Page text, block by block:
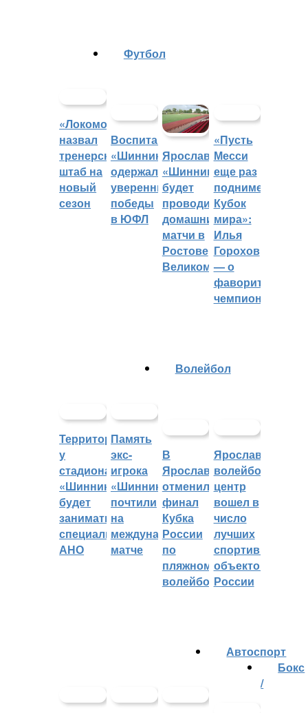
«Локомотив»
назвал
тренерский
штаб на
новый
сезон
Футбол
Воспитанники
«Шинника»
одержали
уверенные
победы
в ЮФЛ
Ярославский
«Шинник»
будет
проводить
домашние
матчи в
Ростове
Великом
«Пусть
Месси
еще раз
поднимет
Кубок
мира»:
Илья
Горохов
— о
фаворитах
чемпионата
Территорией
у
стадиона
«Шинник»
будет
заниматься
специальное
АНО
Память
экс-
игрока
«Шинника»
почтили
на
международном
матче
Волейбол
В
Ярославле
отменили
финал
Кубка
России
по
пляжному
волейболу
Ярославский
волейбольный
центр
вошел в
число
лучших
спортивных
объектов
России
Автоспорт
Бокс
/